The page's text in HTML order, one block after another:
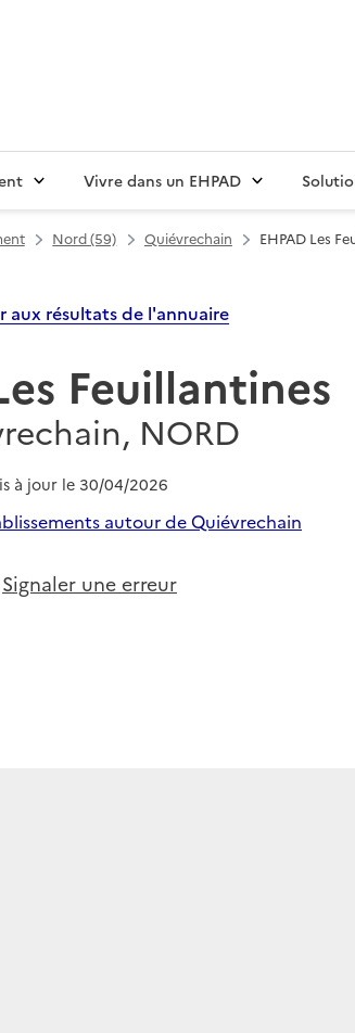
Vivre dans un EHPAD
Nord (59) Quiévrechain EHPAD Les
aux résultats de l'annuaire
Feuillantines
NORD
à jour le 30/04/2026
autour de Quiévrechain
Signaler une erreur